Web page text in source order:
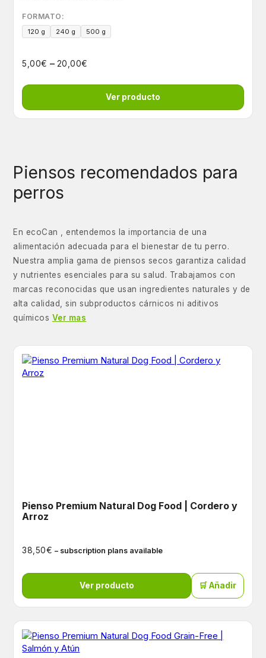
FORMATO:
120 g 240 g 500 g
5,00€ – 20,00€
Ver producto
Piensos recomendados para
perros
En ecoCan , entendemos la importancia de una
alimentación adecuada para el bienestar de tu perro.
Nuestra amplia gama de piensos secos garantiza calidad
y nutrientes esenciales para su salud. Trabajamos con
marcas reconocidas que usan ingredientes naturales y de
alta calidad, sin subproductos cárnicos ni aditivos
químicos Ver mas
Pienso Premium Natural Dog Food | Cordero y
Arroz
38,50€ – subscription plans available
Ver producto 🛒 Añadir